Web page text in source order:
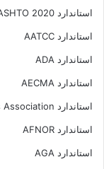
استاندارد AASHTO 2020
استاندارد AATCC
استاندارد ADA
استاندارد AECMA
استاندارد Aerospace Industries Association
استاندارد AFNOR
استاندارد AGA